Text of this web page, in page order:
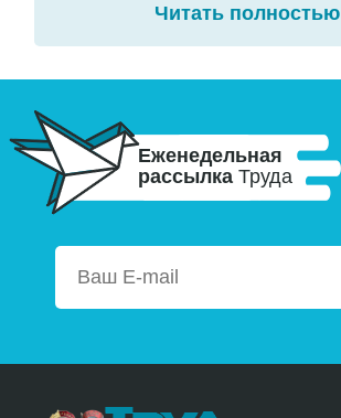
Читать полностью
Еженедельная
рассылка Труда